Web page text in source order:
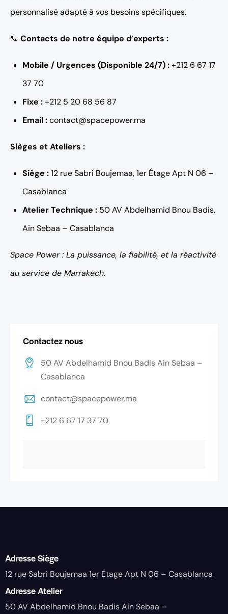
personnalisé adapté à vos besoins spécifiques.
📞 Contacts de notre équipe d’experts :
Mobile / Urgences (Disponible 24/7) :+212 6 67 17
37 70
Fixe :+212 5 20 68 56 87
Email :contact@spacepower.ma
Sièges et Ateliers :
Siège :12 rue Sabri Boujemaa, 1er Étage Apt N 06 –
Casablanca
Atelier Technique : 50 AV Abdelhamid Bnou Badis,
Ain Sebaa – Casablanca
Space Power : La puissance, la fiabilité, et la réactivité
au service de Marrakech.
Contactez nous
50 AV Abdelhamid Bnou Badis Ain Sebaa –
Casablanca
contact@spacepower.ma
+212 6 67 17 37 70
Adresse Siège
12 rue Sabri Boujemaa 1er Étage Apt N 06 – Casablanca
Adresse Atelier
50 AV Abdelhamid Bnou Badis Ain Sebaa –